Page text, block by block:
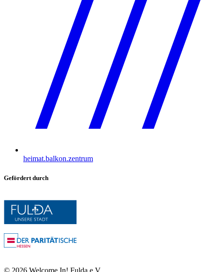
heimat.balkon.zentrum
Gefördert durch
© 2026 Welcome In! Fulda e.V.